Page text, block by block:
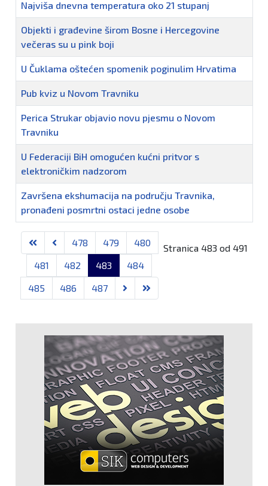
Članci
Najviša dnevna temperatura oko 21 stupanj
Objekti i građevine širom Bosne i Hercegovine
večeras su u pink boji
U Čuklama oštećen spomenik poginulim Hrvatima
Pub kviz u Novom Travniku
Perica Strukar objavio novu pjesmu o Novom
Travniku
U Federaciji BiH omogućen kućni pritvor s
elektroničkim nadzorom
Završena ekshumacija na području Travnika,
pronađeni posmrtni ostaci jedne osobe
Stranica 483 od 491
478 479
480
481
482 483
484
485
486 487